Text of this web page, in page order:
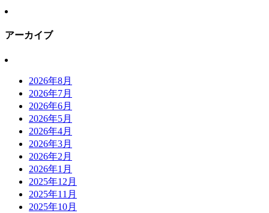
アーカイブ
2026年8月
2026年7月
2026年6月
2026年5月
2026年4月
2026年3月
2026年2月
2026年1月
2025年12月
2025年11月
2025年10月